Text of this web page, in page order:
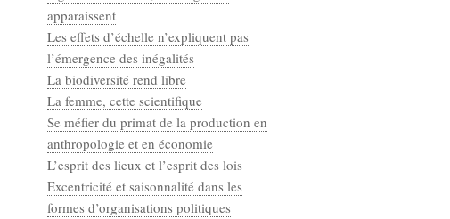
apparaissent
Les effets d’échelle n’expliquent pas
l’émergence des inégalités
La biodiversité rend libre
La femme, cette scientifique
Se méfier du primat de la production en
anthropologie et en économie
L’esprit des lieux et l’esprit des lois
Excentricité et saisonnalité dans les
formes d’organisations politiques